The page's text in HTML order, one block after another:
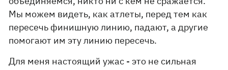
Мы можем видеть, как атлеты, перед тем как
пересечь финишную линию, падают, а другие
помогают им эту линию пересечь.
Для меня настоящий ужас - это не сильная